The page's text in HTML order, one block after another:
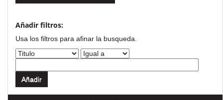
Añadir filtros:
Usa los filtros para afinar la busqueda.